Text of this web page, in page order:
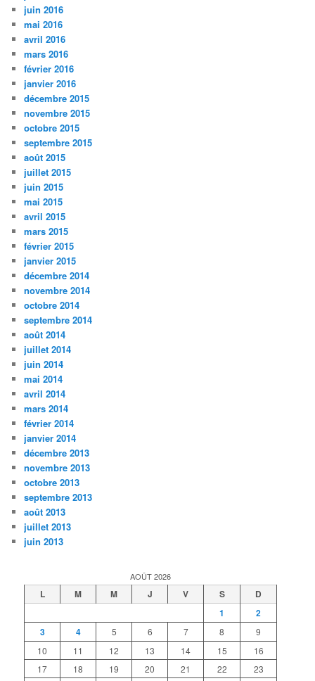
juin 2016
mai 2016
avril 2016
mars 2016
février 2016
janvier 2016
décembre 2015
novembre 2015
octobre 2015
septembre 2015
août 2015
juillet 2015
juin 2015
mai 2015
avril 2015
mars 2015
février 2015
janvier 2015
décembre 2014
novembre 2014
octobre 2014
septembre 2014
août 2014
juillet 2014
juin 2014
mai 2014
avril 2014
mars 2014
février 2014
janvier 2014
décembre 2013
novembre 2013
octobre 2013
septembre 2013
août 2013
juillet 2013
juin 2013
AOÛT 2026
L M M J V S
D
1
2
3
4 5 6 7 8
9
10
11 12 13 14 15
16
17
18 19 20 21 22
23